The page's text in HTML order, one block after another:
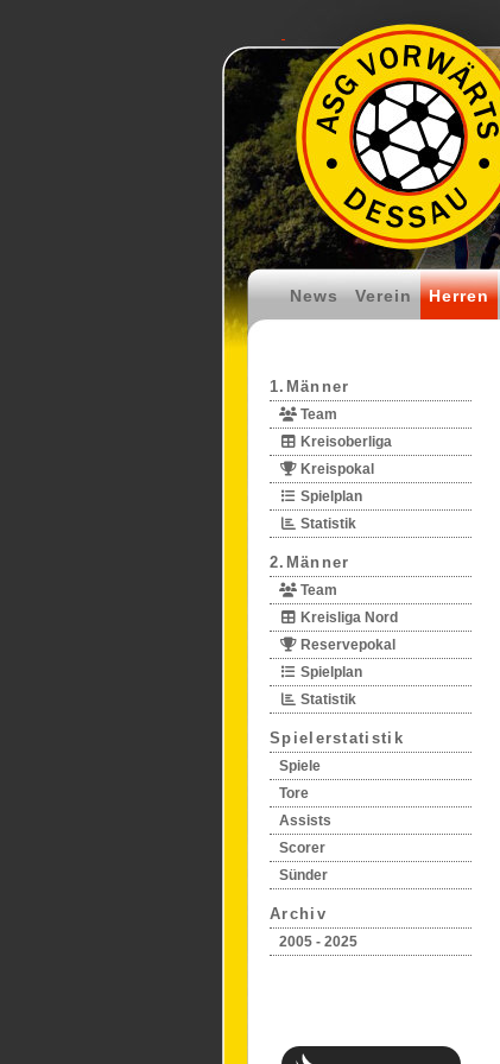
News Verein Herren
1.Männer
Team
Kreisoberliga
Kreispokal
Spielplan
Statistik
2.Männer
Team
Kreisliga Nord
Reservepokal
Spielplan
Statistik
Spielerstatistik
Spiele
Tore
Assists
Scorer
Sünder
Archiv
2005 - 2025